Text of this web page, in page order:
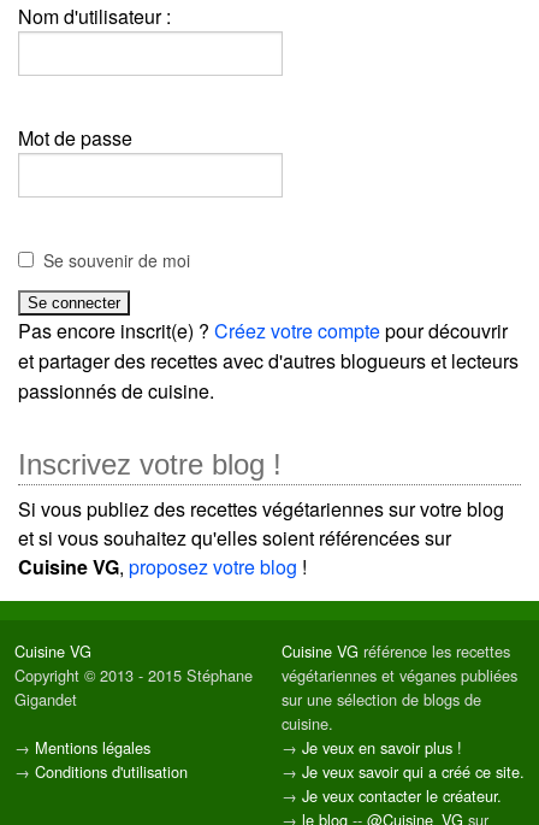
Nom d'utilisateur :
Mot de passe
Se souvenir de moi
Pas encore inscrit(e) ? Créez votre comptepour découvrir
et partager des recettes avec d'autres blogueurs et lecteurs
passionnés de cuisine.
Inscrivez votre blog !
Si vous publiez des recettes végétariennes sur votre blog
et si vous souhaitez qu'elles soient référencées sur
Cuisine VG, proposez votre blog !
Cuisine VG
Copyright © 2013 - 2015 Stéphane
Gigandet
→ Mentions légales
→ Conditions d'utilisation
Cuisine VG référence les recettes
végétariennes et véganes publiées
sur une sélection de blogs de
cuisine.
→ Je veux en savoir plus !
→ Je veux savoir qui a créé ce site.
→ Je veux contacter le créateur.
→ le blog -- @Cuisine_VG sur